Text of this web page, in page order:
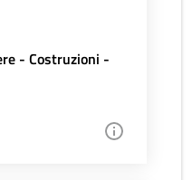
- Costruzioni -